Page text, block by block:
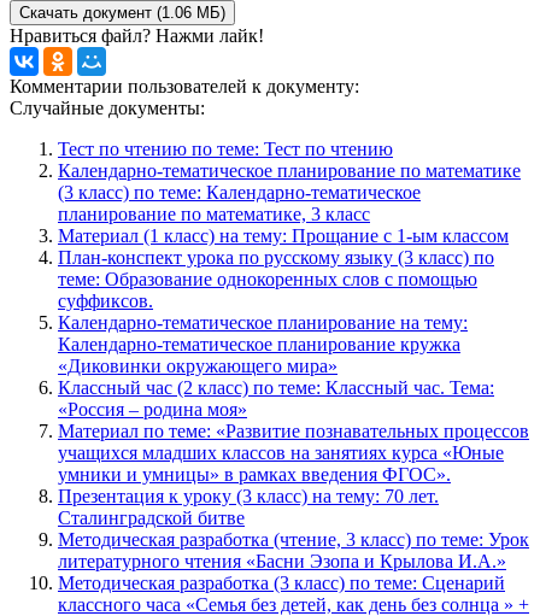
Скачать документ (1.06 МБ)
Нравиться файл? Нажми лайк!
Комментарии пользователей к документу:
Случайные документы:
Тест по чтению по теме: Тест по чтению
Календарно-тематическое планирование по математике
(3 класс) по теме: Календарно-тематическое
планирование по математике, 3 класс
Материал (1 класс) на тему: Прощание с 1-ым классом
План-конспект урока по русскому языку (3 класс) по
теме: Образование однокоренных слов с помощью
суффиксов.
Календарно-тематическое планирование на тему:
Календарно-тематическое планирование кружка
«Диковинки окружающего мира»
Классный час (2 класс) по теме: Классный час. Тема:
«Россия – родина моя»
Материал по теме: «Развитие познавательных процессов
учащихся младших классов на занятиях курса «Юные
умники и умницы» в рамках введения ФГОС».
Презентация к уроку (3 класс) на тему: 70 лет.
Сталинградской битве
Методическая разработка (чтение, 3 класс) по теме: Урок
литературного чтения «Басни Эзопа и Крылова И.А.»
Методическая разработка (3 класс) по теме: Сценарий
классного часа «Семья без детей, как день без солнца » +